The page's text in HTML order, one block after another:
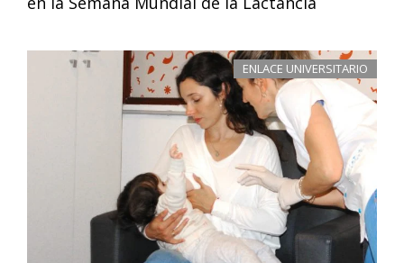
ENLACE UNIVERSITARIO